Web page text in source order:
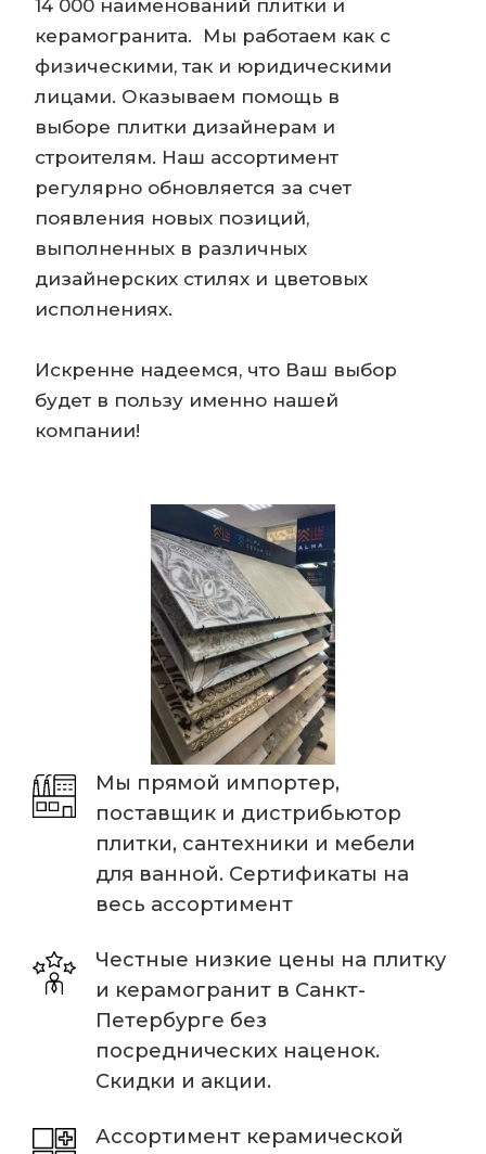
14 000 наименований плитки и
керамогранита. Мы работаем как с
физическими, так и юридическими
лицами. Оказываем помощь в
выборе плитки дизайнерам и
строителям. Наш ассортимент
регулярно обновляется за счет
появления новых позиций,
выполненных в различных
дизайнерских стилях и цветовых
исполнениях.
Искренне надеемся, что Ваш выбор
будет в пользу именно нашей
компании!
Мы прямой импортер,
поставщик и дистрибьютор
плитки, сантехники и мебели
для ванной. Сертификаты на
весь ассортимент
Честные низкие цены на плитку
и керамогранит в Санкт-
Петербурге без
посреднических наценок.
Скидки и акции.
Ассортимент керамической